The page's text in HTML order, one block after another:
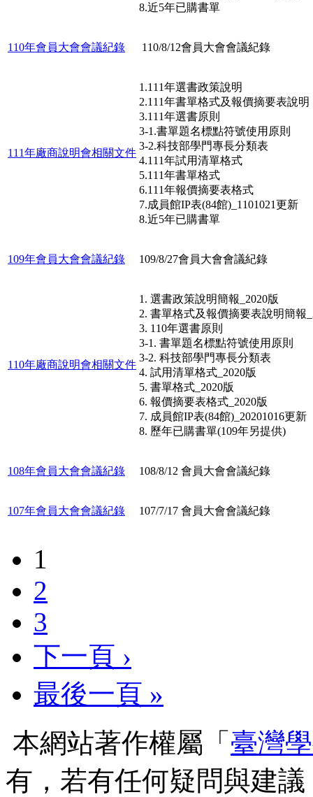
8.近5年已購書單
110年會員大會會議紀錄 110/8/12會員大會會議紀錄
111年廠商說明會相關文件
1.111年選書政策說明
2.111年書單格式及報價摘要表說明
3.111年選書原則
3-1.書單題名標點符號使用原則
3-2.科技部學門專長分類表
4.111年試用清單格式
5.111年書單格式
6.111年報價摘要表格式
7.成員館IP表(84館)_1101021更新
8.近5年已購書單
109年會員大會會議紀錄 109/8/27會員大會會議紀錄
110年廠商說明會相關文件
1. 選書政策說明簡報_2020版
2. 書單格式及報價摘要表說明簡報
3. 110年選書原則
3-1. 書單題名標點符號使用原則
3-2. 科技部學門專長分類表
4. 試用清單格式_2020版
5. 書單格式_2020版
6. 報價摘要表格式_2020版
7. 成員館IP表(84館)_20201016更新
8. 歷年已購書單(109年另提供)
108年會員大會會議紀錄 108/8/12 會員大會會議紀錄
107年會員大會會議紀錄 107/7/17 會員大會會議紀錄
1
2
3
下一頁 ›
最後一頁 »
本網站著作權屬「 臺灣
有，若有任何疑問與建